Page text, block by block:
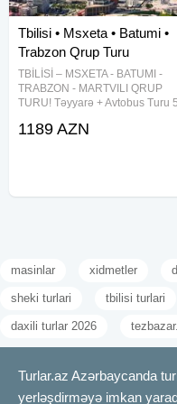
Tbilisi • Msxeta • Batumi •
Trabzon Qrup Turu
TBİLİSİ – MSXETA - BATUMI -
TRABZON - MARTVILI QRUP
TURU! Təyyarə + Avtobus Turu 5
29 AVQUST 699 USD (2 nəfərlik
1189 AZN
masinlar xidmetler
sheki turlari tbilisi turlari
daxili turlar 2026
Turlar.az Azərbaycanda
yerləşdirməyə imkan